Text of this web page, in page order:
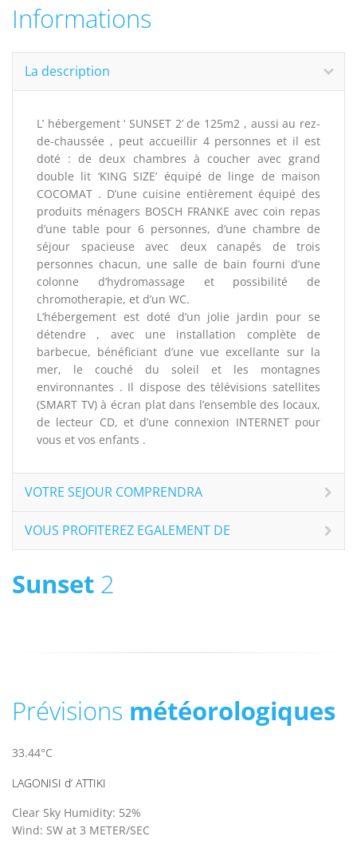
Informations
La description
L’ hébergement ‘ SUNSET 2’ de 125m2 , aussi au rez-
de-chaussée , peut accueillir 4 personnes et il est
doté : de deux chambres à coucher avec grand
double lit ‘KING SIZE’ équipé de linge de maison
COCOMAT . D’une cuisine entièrement équipé des
produits ménagers BOSCH FRANKE avec coin repas
d’une table pour 6 personnes, d’une chambre de
séjour spacieuse avec deux canapés de trois
personnes chacun, une salle de bain fourni d’une
colonne d’hydromassage et possibilité de
chromotherapie, et d’un WC.
L’hébergement est doté d’un jolie jardin pour se
détendre , avec une installation complète de
barbecue, bénéficiant d’une vue excellante sur la
mer, le couché du soleil et les montagnes
environnantes . Il dispose des télévisions satellites
(SMART TV) à écran plat dans l’ensemble des locaux,
de lecteur CD, et d’une connexion INTERNET pour
vous et vos enfants .
VOTRE SEJOUR COMPRENDRA
VOUS PROFITEREZ EGALEMENT DE
Sunset 2
Prévisions météorologiques
33.44°C
LAGONISI d’ ATTIKI
Clear Sky Humidity: 52%
Wind: SW at 3 METER/SEC